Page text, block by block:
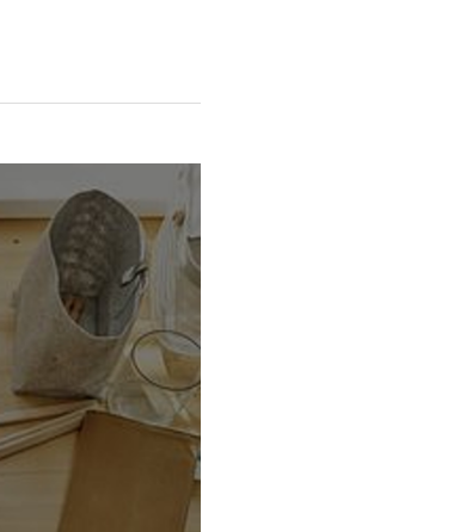
問い合わせ
報セキュリティ基本方針
ンプライアンス規程
プライバシーポリシー